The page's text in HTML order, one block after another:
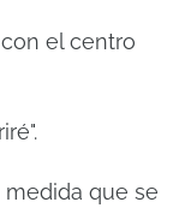
el centro
que se